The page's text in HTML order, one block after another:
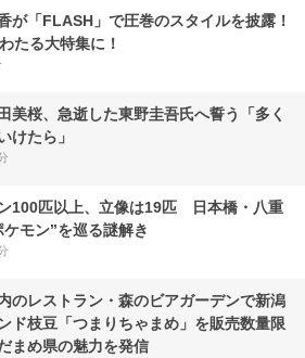
が「FLASH」で圧巻のスタイルを披露！
たる大特集に！
美桜、急逝した東野圭吾氏へ誓う「多く
けたら」
100匹以上、立像は19匹 日本橋・八重
モン”を巡る謎解き
のレストラン・森のビアガーデンで新潟
ド枝豆「つまりちゃまめ」を販売数量限
まめ県の魅力を発信